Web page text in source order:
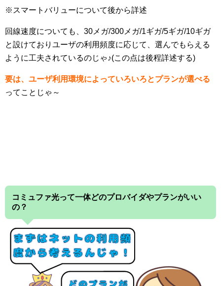
※スマートバリューについて後から詳述
回線速度についても、30メガ/300メガ/1ギガ/5ギガ/10ギガ
と設けておりユーザの利用頻度に応じて、選んでもらえる
ように工夫されているのじゃ♪(この点は後程詳述する)
要は、ユーザ利用環境によっていろいろとプランが選べる
ってこと じゃ～
コミュファ光って一体どのプロバイダやプランがいい
の？